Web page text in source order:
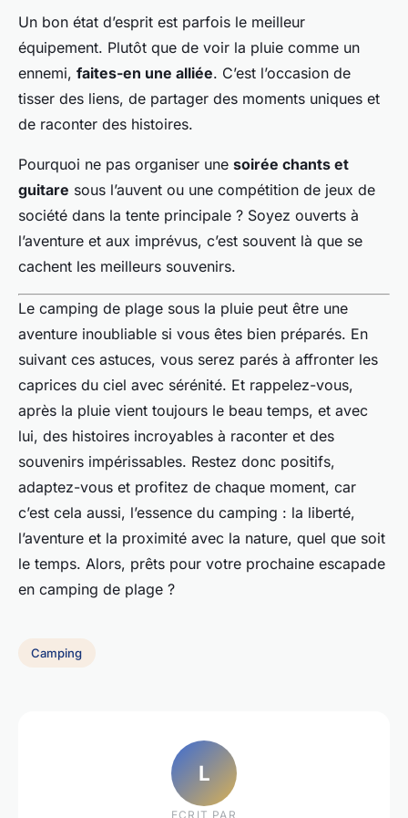
Un bon état d’esprit est parfois le meilleur
équipement. Plutôt que de voir la pluie comme un
ennemi, faites-en une alliée. C’est l’occasion de
tisser des liens, de partager des moments uniques et
de raconter des histoires.
Pourquoi ne pas organiser une soirée chants et
guitare sous l’auvent ou une compétition de jeux de
société dans la tente principale ? Soyez ouverts à
l’aventure et aux imprévus, c’est souvent là que se
cachent les meilleurs souvenirs.
Le camping de plage sous la pluie peut être une
aventure inoubliable si vous êtes bien préparés. En
suivant ces astuces, vous serez parés à affronter les
caprices du ciel avec sérénité. Et rappelez-vous,
après la pluie vient toujours le beau temps, et avec
lui, des histoires incroyables à raconter et des
souvenirs impérissables. Restez donc positifs,
adaptez-vous et profitez de chaque moment, car
c’est cela aussi, l’essence du camping : la liberté,
l’aventure et la proximité avec la nature, quel que soit
le temps. Alors, prêts pour votre prochaine escapade
en camping de plage ?
Camping
L
ECRIT PAR